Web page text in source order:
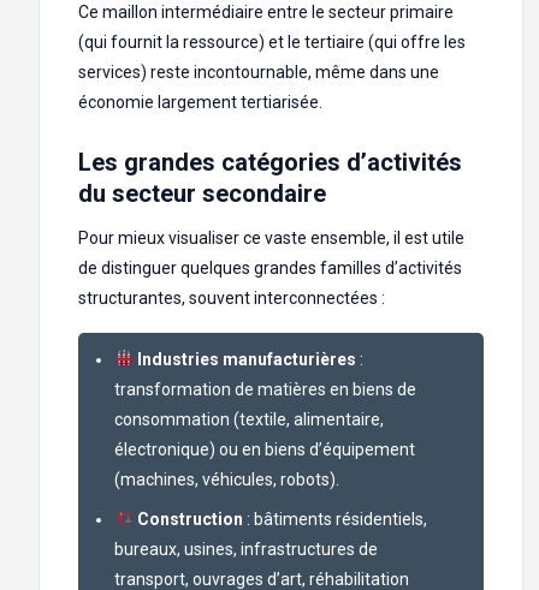
Ce maillon intermédiaire entre le secteur primaire
(qui fournit la ressource) et le tertiaire (qui offre les
services) reste incontournable, même dans une
économie largement tertiarisée.
Les grandes catégories d’activités
du secteur secondaire
Pour mieux visualiser ce vaste ensemble, il est utile
de distinguer quelques grandes familles d’activités
structurantes, souvent interconnectées :
Industries manufacturières :
transformation de matières en biens de
consommation (textile, alimentaire,
électronique) ou en biens d’équipement
(machines, véhicules, robots).
Construction : bâtiments résidentiels,
bureaux, usines, infrastructures de
transport, ouvrages d’art, réhabilitation